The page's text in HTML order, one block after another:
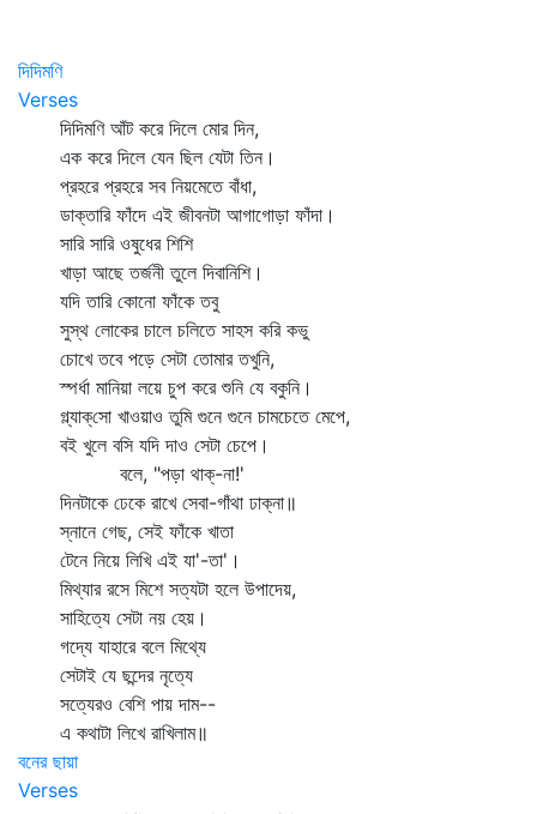
দিদিমণি
Verses
দিদিমণি আঁট করে দিলে মোর দিন,
এক করে দিলে যেন ছিল যেটা তিন।
প্রহরে প্রহরে সব নিয়মেতে বাঁধা,
ডাক্তারি ফাঁদে এই জীবনটা আগাগোড়া ফাঁদা।
সারি সারি ওষুধের শিশি
খাড়া আছে তর্জনী তুলে দিবানিশি।
যদি তারি কোনো ফাঁকে তবু
সুস্থ লোকের চালে চলিতে সাহস করি কভু
চোখে তবে পড়ে সেটা তোমার তখুনি,
স্পর্ধা মানিয়া লয়ে চুপ করে শুনি যে বকুনি।
গ্ল্যাক্‌সো খাওয়াও তুমি গুনে গুনে চামচেতে মেপে,
বই খুলে বসি যদি দাও সেটা চেপে।
বলে, "পড়া থাক্‌-না!'
দিনটাকে ঢেকে রাখে সেবা-গাঁথা ঢাক্‌না॥
স্নানে গেছ, সেই ফাঁকে খাতা
টেনে নিয়ে লিখি এই যা'-তা'।
মিথ্যার রসে মিশে সত্যটা হলে উপাদেয়,
সাহিত্যে সেটা নয় হেয়।
গদ্যে যাহারে বলে মিথ্যে
সেটাই যে ছন্দের নৃত্যে
সত্যেরও বেশি পায় দাম--
এ কথাটা লিখে রাখিলাম॥
বনের ছায়া
Verses